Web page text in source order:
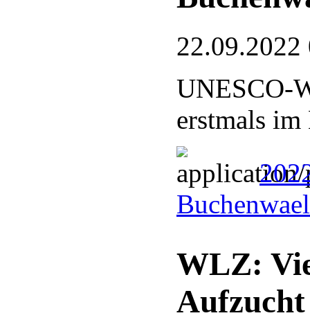
22.09.2022
UNESCO-
erstmals
WLZ:
Aufzucht